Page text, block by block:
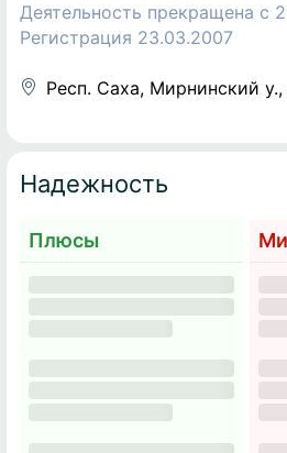
Деятельность прекращена c
Регистрация 23.03.2007
Респ. Саха, Мирнинский
Надежность
Плюсы